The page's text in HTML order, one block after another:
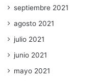
septiembre 2021
agosto 2021
julio 2021
junio 2021
mayo 2021